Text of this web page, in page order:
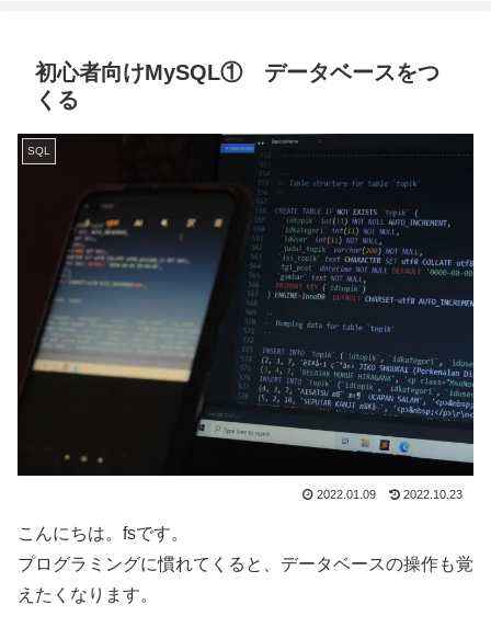
初心者向けMySQL① データベースをつ
くる
SQL
2022.01.09 2022.10.23
こんにちは。fsです。
プログラミングに慣れてくると、データベースの操作も覚
えたくなります。